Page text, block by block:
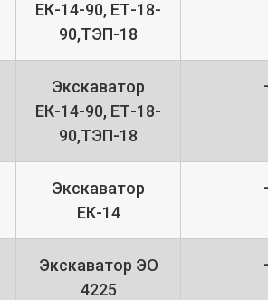
ЕК-14-90, ЕТ-18-
90,ТЭП-18
Экскаватор
ЕК-14-90, ЕТ-18-
90,ТЭП-18
Экскаватор
ЕК-14
Экскаватор ЭО
4225